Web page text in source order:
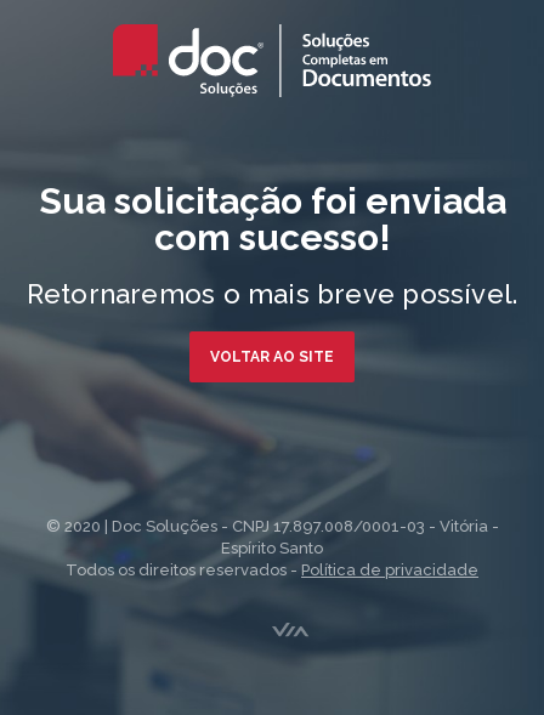
Sua solicitação foi enviada
com sucesso!
Retornaremos o mais breve possível.
VOLTAR AO SITE
© 2020 | Doc Soluções - CNPJ 17.897.008/0001-03 - Vitória -
Espírito Santo
Todos os direitos reservados - Política de privacidade